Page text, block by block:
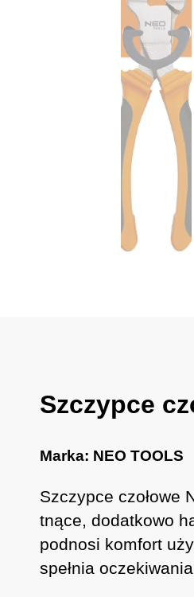
Szczypce
Marka: NEO TOOLS
Szczypce czołowe
tnące, dodatkowo
podnosi komfort
spełnia